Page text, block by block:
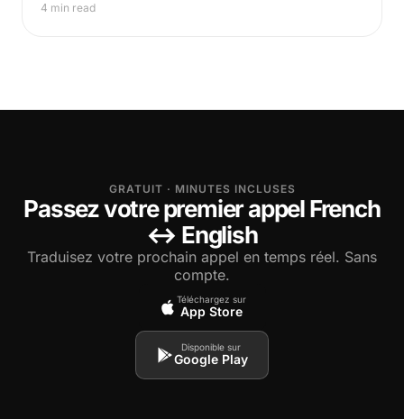
4 min read
GRATUIT · MINUTES INCLUSES
Passez votre premier appel French
↔ English
Traduisez votre prochain appel en temps réel. Sans
compte.
Téléchargez sur
App Store
Disponible sur
Google Play